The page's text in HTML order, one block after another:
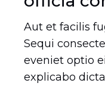
Aut et facilis
Sequi
eveniet optio
explicabo